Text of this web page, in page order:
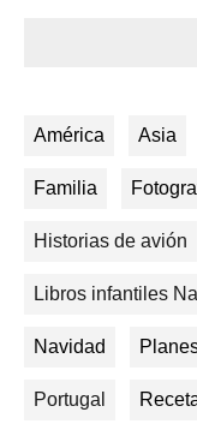
América Asia
Familia
Historias de avión
Libros infantiles
Navidad
Portugal